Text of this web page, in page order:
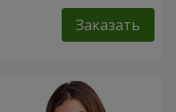
Заказать